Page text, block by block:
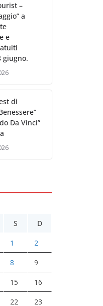
–
a
e
giugno.
di
Da Vinci”
S D
1 2
8 9
15 16
22 23